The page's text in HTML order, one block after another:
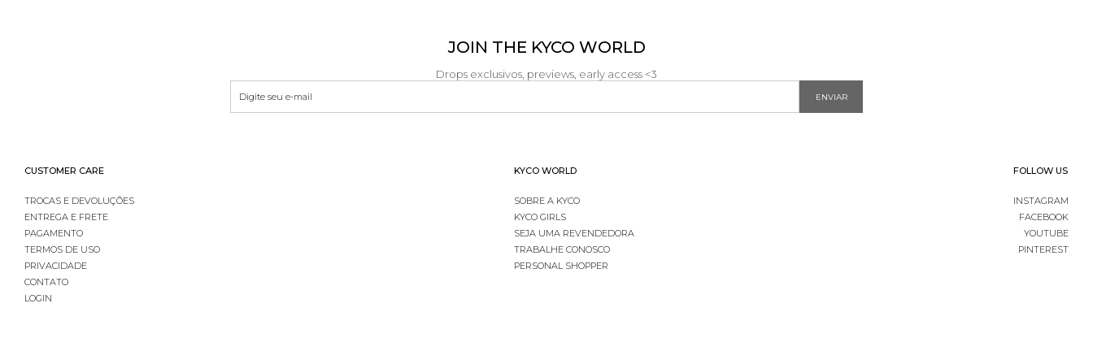
JOIN THE KYCO WORLD
Drops exclusivos, previews, early access <3
ENVIAR
CUSTOMER CARE
TROCAS E DEVOLUÇÕES
ENTREGA E FRETE
PAGAMENTO
TERMOS DE USO
PRIVACIDADE
CONTATO
LOGIN
KYCO WORLD
SOBRE A KYCO
KYCO GIRLS
SEJA UMA REVENDEDORA
TRABALHE CONOSCO
PERSONAL SHOPPER
FOLLOW US
INSTAGRAM
FACEBOOK
YOUTUBE
PINTEREST